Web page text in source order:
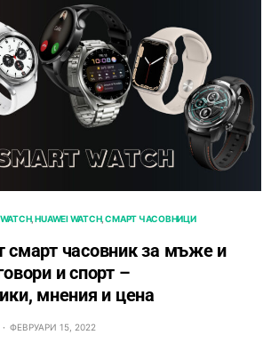
HUAWEI WATCH СМАРТ ЧАСОВНИЦИ
смарт часовник за мъже и
и спорт –
мнения и цена
ФЕВРУАРИ 15, 2022